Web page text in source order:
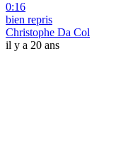
0:16
bien repris
Christophe Da Col
il y a 20 ans